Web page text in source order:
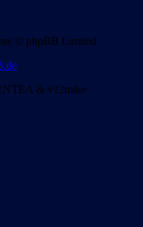
© phpBB Limited
& v12mike